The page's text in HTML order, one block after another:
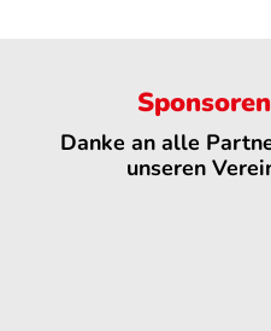
Danke an alle
unseren